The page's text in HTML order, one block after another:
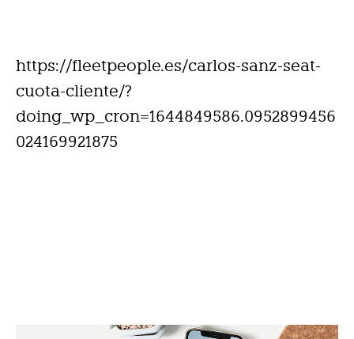
https://fleetpeople.es/carlos-sanz-seat-
cuota-cliente/?
doing_wp_cron=1644849586.0952899456
024169921875